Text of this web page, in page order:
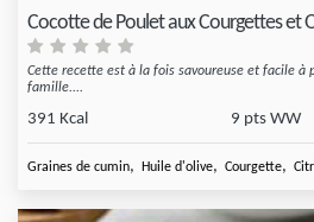
Cocotte de Poulet aux Courgettes et
Cette recette est à la fois savoureuse et facile à
famille....
391 Kcal 9 pts WW
Graines de cumin, Huile d'olive, Courgette,